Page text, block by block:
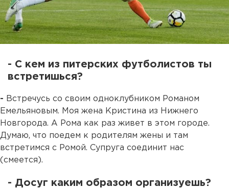
- С кем из питерских футболистов ты
встретишься?
- Встречусь со своим одноклубником Романом
Емельяновым. Моя жена Кристина из Нижнего
Новгорода. А Рома как раз живет в этом городе.
Думаю, что поедем к родителям жены и там
встретимся с Ромой. Супруга соединит нас
(смеется).
- Досуг каким образом организуешь?